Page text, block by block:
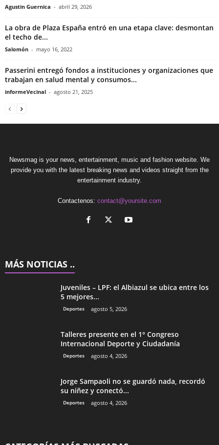
Agustin Guernica - abril 29, 2026
La obra de Plaza España entró en una etapa clave: desmontan
el techo de...
Salomón - mayo 16, 2022
Passerini entregó fondos a instituciones y organizaciones que
trabajan en salud mental y consumos...
informeVecinal - agosto 21, 2025
Newsmag is your news, entertainment, music and fashion website. We
provide you with the latest breaking news and videos straight from the
entertainment industry.
Contactenos: contact@yoursite.com
MÁS NOTICIAS ..
Juveniles – LPF: el Albiazul se ubica entre los
5 mejores...
Deportes agosto 5, 2026
Talleres presente en el 1° Congreso
Internacional Deporte y Ciudadanía
Deportes agosto 4, 2026
Jorge Sampaoli no se guardó nada, recordó
su niñez y conectó...
Deportes agosto 4, 2026